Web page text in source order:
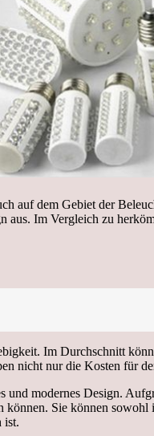
auf dem Gebiet der
aus. Im Vergleich zu
Im Durchschnitt
nicht nur die Kosten für
modernes Design.
können. Sie können
ist.